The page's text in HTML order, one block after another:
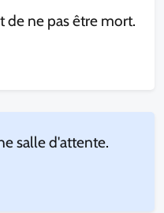
de ne pas être mort.
salle d'attente.